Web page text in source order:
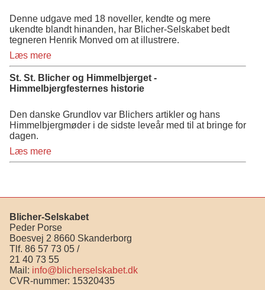
Denne udgave med 18 noveller, kendte og mere
ukendte blandt hinanden, har Blicher-Selskabet bedt
tegneren Henrik Monved om at illustrere.
Læs mere
St. St. Blicher og Himmelbjerget -
Himmelbjergfesternes historie
Den danske Grundlov var Blichers artikler og hans
Himmelbjergmøder i de sidste leveår med til at bringe for
dagen.
Læs mere
Blicher-Selskabet
Peder Porse
Boesvej 2 8660 Skanderborg
Tlf. 86 57 73 05 /
21 40 73 55
Mail: info@blicherselskabet.dk
CVR-nummer: 15320435